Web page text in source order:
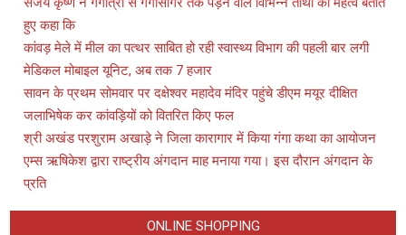
हुए कहा कि
कांवड़ मेले में मील का पत्थर साबित हो रही स्वास्थ्य विभाग की पहली बार लगी
मेडिकल मोबाइल यूनिट, अब तक 7 हजार
सावन के प्रथम सोमवार पर दक्षेश्वर महादेव मंदिर पहुंचे डीएम मयूर दीक्षित
जलाभिषेक कर कांवड़ियों को वितरित किए फल
श्री अखंड परशुराम अखाड़े ने जिला कारागार में किया गंगा कथा का आयोजन
एम्स ऋषिकेश द्वारा राष्ट्रीय अंगदान माह मनाया गया। इस दौरान अंगदान के
प्रति
ONLINE SHOPPING